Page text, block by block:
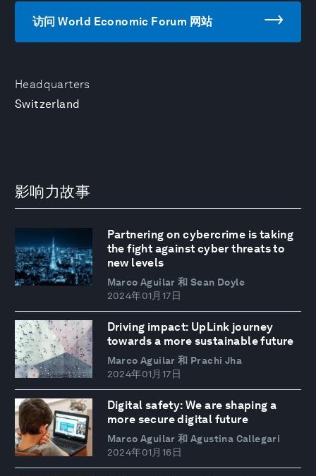
Headquarters
Switzerland
访问 World Economic Forum 网站
影响力故事
Partnering on cybercrime is taking
the fight against cyber threats to
new levels
Marco Aguilar 和 Sean Doyle
2024年01月17日
Driving impact: UpLink journey
towards a more sustainable future
Marco Aguilar 和 Prachi Jha
2024年01月17日
Digital safety: We are shaping a
more secure digital future
Marco Aguilar 和 Agustina Callegari
2024年01月16日